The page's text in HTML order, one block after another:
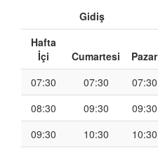
Gidiş
Hafta
İçi
Cumartesi Pazar
07:30
07:30 07:30
08:30
09:30 09:30
09:30
10:30 10:30